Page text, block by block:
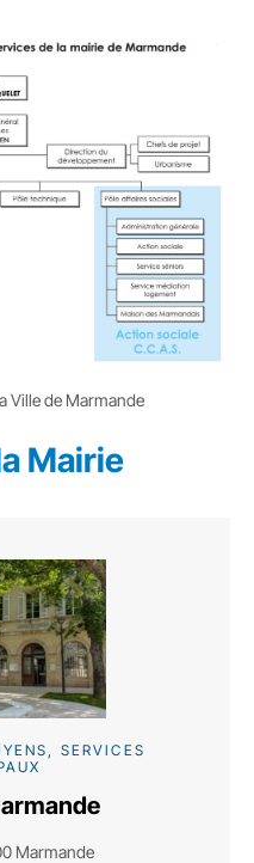
Ville de Marmande
Mairie
SERVICES
Marmande